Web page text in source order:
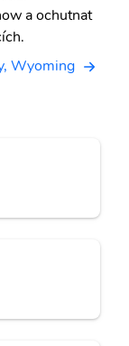
a ochutnat
Wyoming